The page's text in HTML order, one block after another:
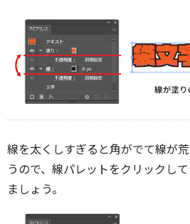
線を太くしすぎると角がでて線が
うので、線パレットをクリックし
ましょう。